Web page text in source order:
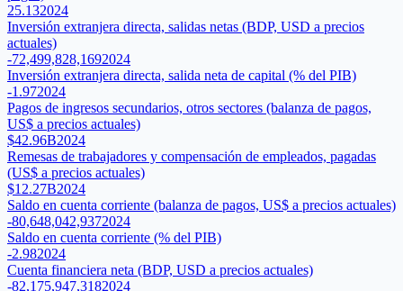
25.132024
Inversión extranjera directa, salidas netas (BDP, USD a precios
actuales)
-72,499,828,1692024
Inversión extranjera directa, salida neta de capital (% del PIB)
-1.972024
Pagos de ingresos secundarios, otros sectores (balanza de pagos,
US$ a precios actuales)
$42.96B2024
Remesas de trabajadores y compensación de empleados, pagadas
(US$ a precios actuales)
$12.27B2024
Saldo en cuenta corriente (balanza de pagos, US$ a precios actuales)
-80,648,042,9372024
Saldo en cuenta corriente (% del PIB)
-2.982024
Cuenta financiera neta (BDP, USD a precios actuales)
-82,175,947,3182024